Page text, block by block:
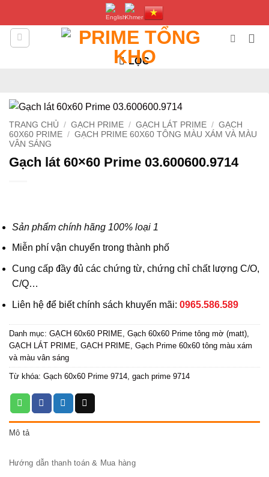
LỌC
TRANG CHỦ / GẠCH PRIME / GẠCH LÁT PRIME / GẠCH
60X60 PRIME / GẠCH PRIME 60X60 TÔNG MÀU XÁM VÀ MÀU
VÂN SÁNG
Gạch lát 60×60 Prime 03.600600.9714
Sản phẩm chính hãng 100% loại 1
Miễn phí vận chuyển trong thành phố
Cung cấp đầy đủ các chứng từ, chứng chỉ chất lượng C/O,
C/Q…
Liên hệ để biết chính sách khuyến mãi: 0965.586.589
Danh mục: GẠCH 60x60 PRIME, Gạch 60x60 Prime tông mờ (matt),
GẠCH LÁT PRIME, GẠCH PRIME, Gạch Prime 60x60 tông màu xám
và màu vân sáng
Từ khóa: Gạch 60x60 Prime 9714, gach prime 9714
Mô tả
Hướng dẫn thanh toán & Mua hàng